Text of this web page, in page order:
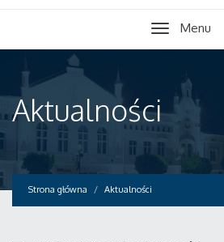
Menu
Aktualności
Strona główna Aktualności